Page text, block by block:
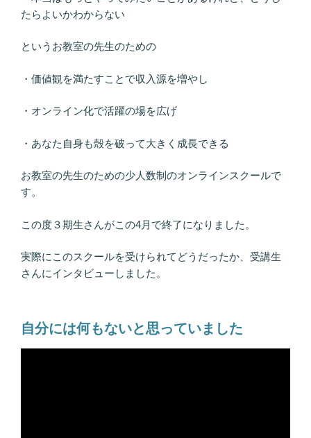
たらよいかわからない
というお教室の先生のための
・価値観を満たすことで収入源を増やし
・オンライン化で活躍の場を広げ
・あなた自身も殻を破って大きく成長できる
お教室の先生のための少人数制のオンラインスクールで
す。
この度３期生さんがこの4月で終了になりました。
実際にこのスクールを受けられてどうだったか、受講生
さんにインタビューしました。
自分には何もないと思っていました